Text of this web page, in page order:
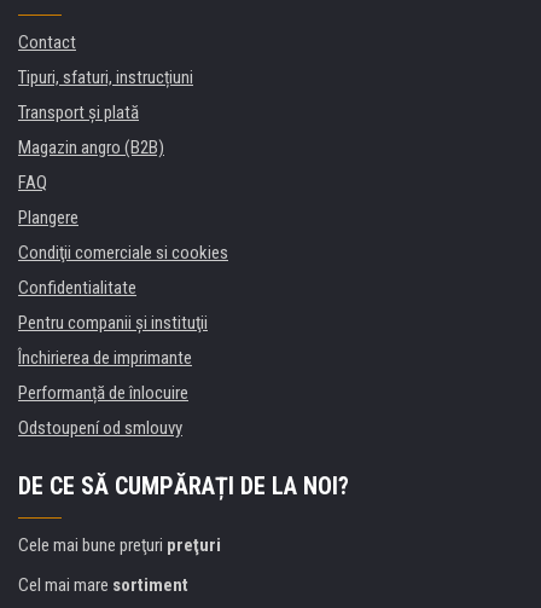
Contact
Tipuri, sfaturi, instrucțiuni
Transport şi plată
Magazin angro (B2B)
FAQ
Plangere
Condiţii comerciale si cookies
Confidentialitate
Pentru companii și instituţii
Închirierea de imprimante
Performanță de înlocuire
Odstoupení od smlouvy
DE CE SĂ CUMPĂRAȚI DE LA NOI?
Cele mai bune preţuri preţuri
Cel mai mare sortiment